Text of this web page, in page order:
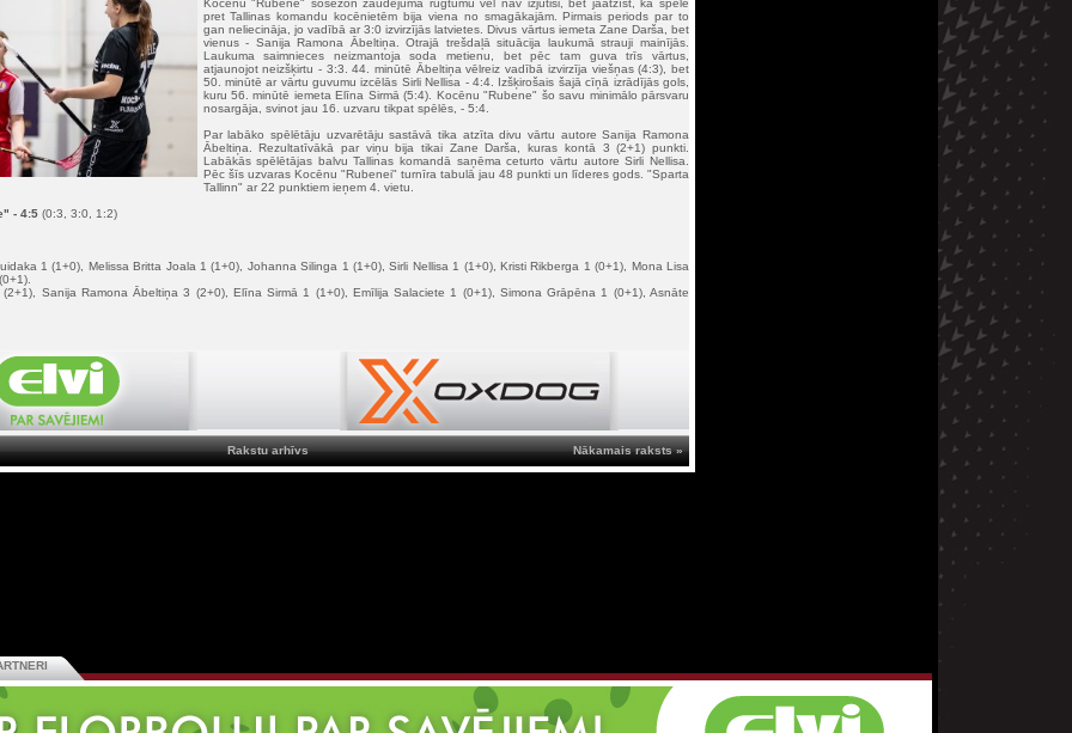
Kocēnu "Rubene" šosezon zaudējuma rūgtumu vēl nav izjutisi, bet jāatzīst, ka spēle
pret Tallinas komandu kocēnietēm bija viena no smagākajām. Pirmais periods par to
gan neliecināja, jo vadībā ar 3:0 izvirzījās latvietes. Divus vārtus iemeta Zane Darša, bet
vienus - Sanija Ramona Ābeltiņa. Otrajā trešdaļā situācija laukumā strauji mainījās.
Laukuma saimnieces neizmantoja soda metienu, bet pēc tam guva trīs vārtus,
atjaunojot neizšķirtu - 3:3. 44. minūtē Ābeltiņa vēlreiz vadībā izvirzīja viešņas (4:3), bet
50. minūtē ar vārtu guvumu izcēlās Sirli Nellisa - 4:4. Izšķirošais šajā cīņā izrādījās gols,
kuru 56. minūtē iemeta Elīna Sirmā (5:4). Kocēnu "Rubene" šo savu minimālo pārsvaru
nosargāja, svinot jau 16. uzvaru tikpat spēlēs, - 5:4.
Par labāko spēlētāju uzvarētāju sastāvā tika atzīta divu vārtu autore Sanija Ramona
Ābeltiņa. Rezultatīvākā par viņu bija tikai Zane Darša, kuras kontā 3 (2+1) punkti.
Labākās spēlētājas balvu Tallinas komandā saņēma ceturto vārtu autore Sirli Nellisa.
Pēc šīs uzvaras Kocēnu "Rubenei" turnīra tabulā jau 48 punkti un līderes gods. "Sparta
Tallinn" ar 22 punktiem ieņem 4. vietu.
- 4:5 (0:3, 3:0, 1:2)
1 (1+0), Melissa Britta Joala 1 (1+0), Johanna Silinga 1 (1+0), Sirli Nellisa 1 (1+0), Kristi Rikberga 1 (0+1), Mona Lisa
Sanija Ramona Ābeltiņa 3 (2+0), Elīna Sirmā 1 (1+0), Emīlija Salaciete 1 (0+1), Simona Grāpēna 1 (0+1), Asnāte
Nākamais raksts »
Rakstu arhīvs